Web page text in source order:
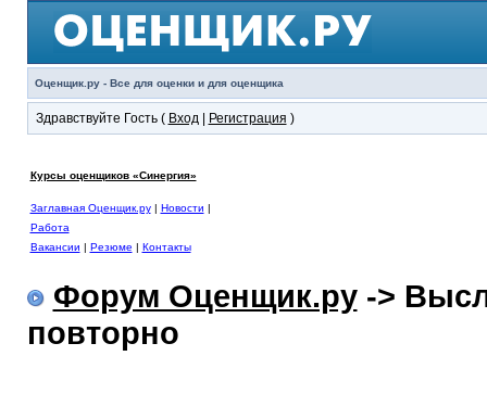
Оценщик.ру - Все для оценки и для оценщика
Здравствуйте Гость ( Вход| Регистрация )
Курсы оценщиков «Синергия»
Заглавная Оценщик.ру| Новости |
Работа
Вакансии | Резюме | Контакты
Форум Оценщик.ру->
повторно